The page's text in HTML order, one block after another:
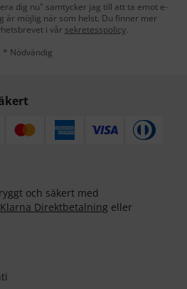
dig nu" samtycker jag till att ta emot e-
är möjlig när som helst. Du finner mer
i vår sekretesspolicy.
* Nödvändig
och säkert med
Klarna Direktbetalning eller